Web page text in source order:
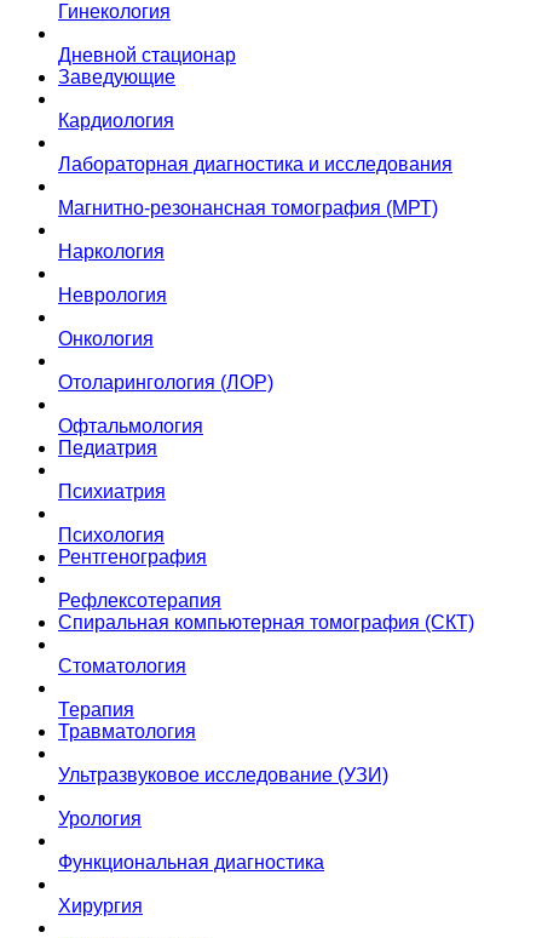
Гинекология
Дневной стационар
Заведующие
Кардиология
Лабораторная диагностика и исследования
Магнитно-резонансная томография (МРТ)
Наркология
Неврология
Онкология
Отоларингология (ЛОР)
Офтальмология
Педиатрия
Психиатрия
Психология
Рентгенография
Рефлексотерапия
Спиральная компьютерная томография (СКТ)
Стоматология
Терапия
Травматология
Ультразвуковое исследование (УЗИ)
Урология
Функциональная диагностика
Хирургия